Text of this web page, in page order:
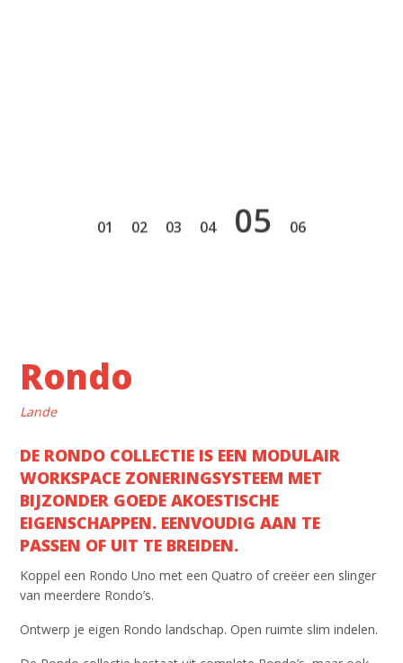
1 2 3 4 5 6
Rondo
Lande
DE RONDO COLLECTIE IS EEN MODULAIR
WORKSPACE ZONERINGSYSTEEM MET
BIJZONDER GOEDE AKOESTISCHE
EIGENSCHAPPEN. EENVOUDIG AAN TE
PASSEN OF UIT TE BREIDEN.
Koppel een Rondo Uno met een Quatro of creëer een slinger
van meerdere Rondo’s.
Ontwerp je eigen Rondo landschap. Open ruimte slim indelen.